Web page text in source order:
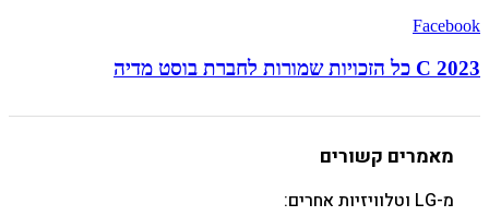
Facebook
C 2023 כל הזכויות שמורות לחברת בוסט מדיה
מאמרים קשורים
מ-LG וטלוויזיות אחרים: